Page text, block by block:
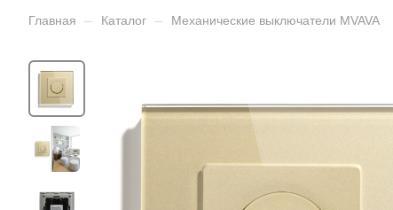
Главная – Каталог – Механические выключатели MVAVA